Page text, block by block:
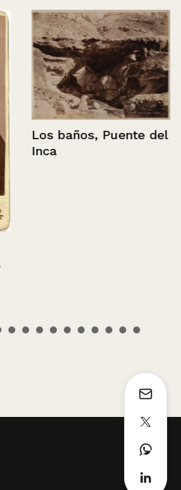
Los baños, Puente del
Inca